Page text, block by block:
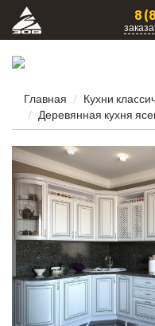
8
Главная Кухни
Деревянная кухня